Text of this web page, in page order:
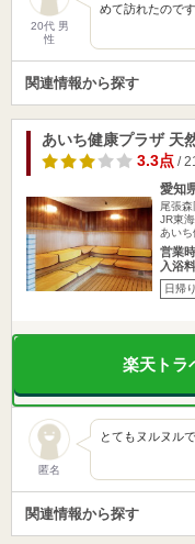
20代 男
性
めて訪れたので
関連情報から探す
あいち健康プラザ 天
3.3点/
愛知
尾張
JR東
あいち
営業
入浴
日帰り
楽天トラ
匿名
とてもヌルヌル
関連情報から探す